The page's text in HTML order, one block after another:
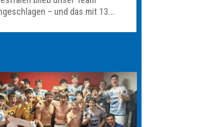
– und das mit 13...